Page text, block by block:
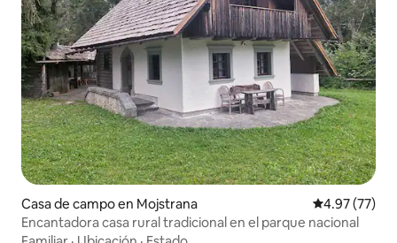
Casa de campo en Mojstrana Calificación
4.97 (77)
Encantadora casa rural tradicional en el parque nacional